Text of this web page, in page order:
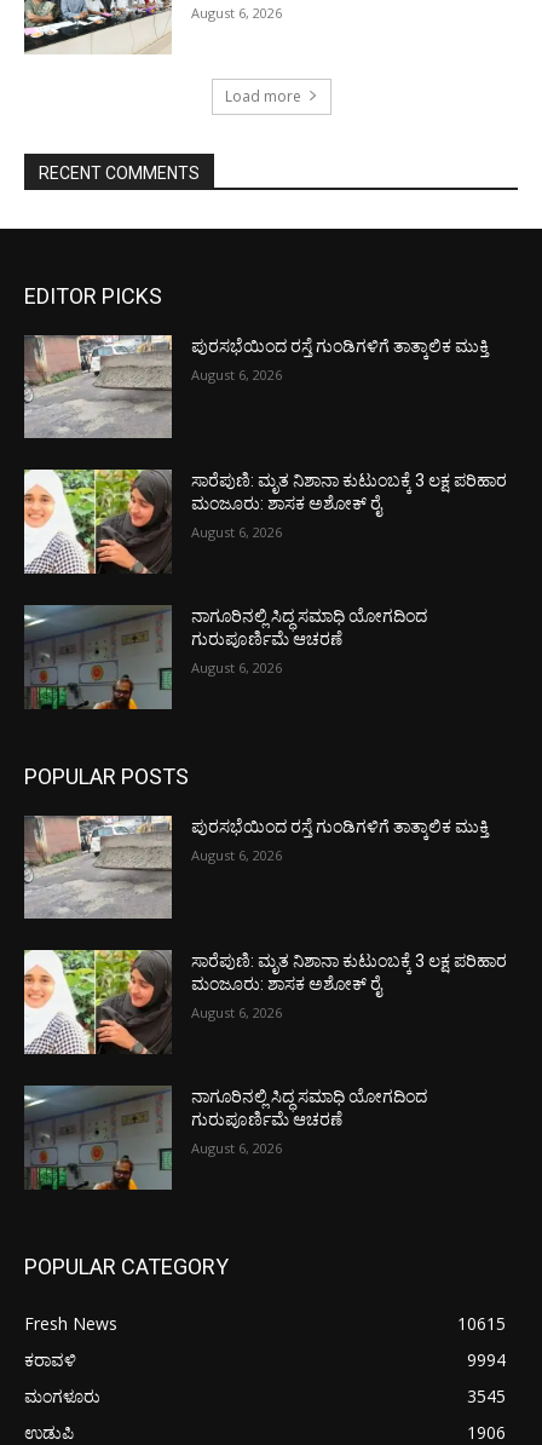
August 6, 2026
Load more
RECENT COMMENTS
EDITOR PICKS
ಪುರಸಭೆಯಿಂದ ರಸ್ತೆ ಗುಂಡಿಗಳಿಗೆ ತಾತ್ಕಾಲಿಕ ಮುಕ್ತಿ
August 6, 2026
ಸಾರೆಪುಣಿ: ಮೃತ ನಿಶಾನಾ ಕುಟುಂಬಕ್ಕೆ 3 ಲಕ್ಷ ಪರಿಹಾರ
ಮಂಜೂರು: ಶಾಸಕ ಅಶೋಕ್ ರೈ
August 6, 2026
ನಾಗೂರಿನಲ್ಲಿ ಸಿದ್ಧ ಸಮಾಧಿ ಯೋಗದಿಂದ
ಗುರುಪೂರ್ಣಿಮೆ ಆಚರಣೆ
August 6, 2026
POPULAR POSTS
ಪುರಸಭೆಯಿಂದ ರಸ್ತೆ ಗುಂಡಿಗಳಿಗೆ ತಾತ್ಕಾಲಿಕ ಮುಕ್ತಿ
August 6, 2026
ಸಾರೆಪುಣಿ: ಮೃತ ನಿಶಾನಾ ಕುಟುಂಬಕ್ಕೆ 3 ಲಕ್ಷ ಪರಿಹಾರ
ಮಂಜೂರು: ಶಾಸಕ ಅಶೋಕ್ ರೈ
August 6, 2026
ನಾಗೂರಿನಲ್ಲಿ ಸಿದ್ಧ ಸಮಾಧಿ ಯೋಗದಿಂದ
ಗುರುಪೂರ್ಣಿಮೆ ಆಚರಣೆ
August 6, 2026
POPULAR CATEGORY
Fresh News
10615
ಕರಾವಳಿ
9994
ಮಂಗಳೂರು
3545
ಉಡುಪಿ
1906